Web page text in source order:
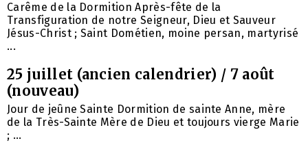
Carême de la Dormition Après-fête de la
Transfiguration de notre Seigneur, Dieu et Sauveur
Jésus-Christ ; Saint Dométien, moine persan, martyrisé
...
25 juillet (ancien calendrier) / 7 août
(nouveau)
Jour de jeûne Sainte Dormition de sainte Anne, mère
de la Très-Sainte Mère de Dieu et toujours vierge Marie
; ...